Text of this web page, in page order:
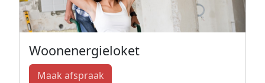
Woonenergieloket
Maak afspraak